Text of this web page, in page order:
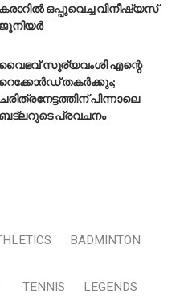
കരാറിൽ ഒപ്പുവെച്ച വിനീഷ്യസ്
ജൂനിയർ
വൈഭവ് സൂര്യവംശി എന്റെ
റെക്കോർഡ് തകർക്കും;
ചരിത്രനേട്ടത്തിന് പിന്നാലെ
ബട്‌ലറുടെ പ്രവചനം
BADMINTON
TENNIS LEGENDS